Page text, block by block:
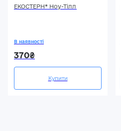
ЕКОСТЕРН® Ноу-Тілл
В наявності
370₴
Купити